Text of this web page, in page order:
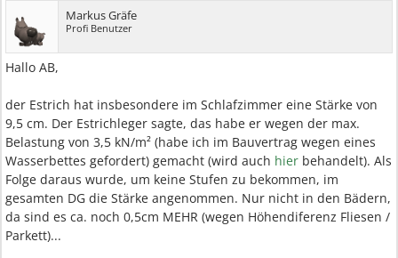
Markus Gräfe
Profi Benutzer
Hallo AB,
der Estrich hat insbesondere im Schlafzimmer eine Stärke von
9,5 cm. Der Estrichleger sagte, das habe er wegen der max.
Belastung von 3,5 kN/m² (habe ich im Bauvertrag wegen eines
Wasserbettes gefordert) gemacht (wird auch hier behandelt). Als
Folge daraus wurde, um keine Stufen zu bekommen, im
gesamten DG die Stärke angenommen. Nur nicht in den Bädern,
da sind es ca. noch 0,5cm MEHR (wegen Höhendiferenz Fliesen /
Parkett)...